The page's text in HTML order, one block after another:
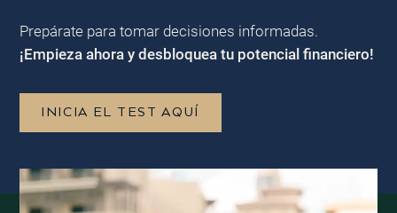
Prepárate para tomar decisiones informadas.
¡Empieza ahora y desbloquea tu potencial financiero!
INICIA EL TEST AQUÍ